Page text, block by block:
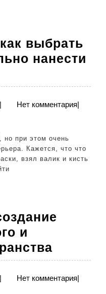
выбрать
нанести
Нет комментария|
Кажется, что что
взял валик и кисть
и
кухни:
Нет комментария|